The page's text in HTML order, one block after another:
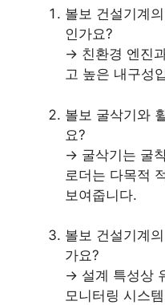
볼보 건설기계
인가요?
→ 친환경 엔진
고 높은 내구성
볼보 굴삭기와
요?
→ 굴삭기는 굴
로더는 다목적
보여줍니다.
볼보 건설기계
가요?
→ 설계 특성상
모니터링 시스